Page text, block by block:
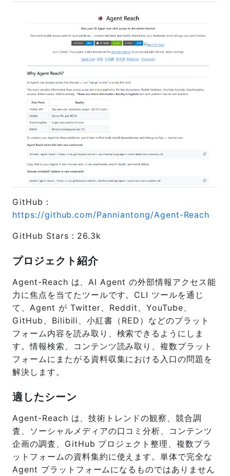
GitHub：
https://github.com/Panniantong/Agent-Reach
GitHub Stars：26.3k
プロジェクト紹介
Agent-Reach は、AI Agent の外部情報アクセス能
力に焦点を当てたツールです。CLI ツールを通じ
て、Agent が Twitter、Reddit、YouTube、
GitHub、Bilibili、小紅書（RED）などのプラット
フォーム内容を読み取り、検索できるようにしま
す。情報検索、コンテンツ読み取り、複数プラット
フォームにまたがる資料収集における入口の問題を
解決します。
適したシーン
Agent-Reach は、技術トレンドの観察、競合調
査、ソーシャルメディアの口コミ分析、コンテンツ
企画の調査、GitHub プロジェクト整理、複数プラ
ットフォームの資料集約に使えます。単体で完全な
Agent プラットフォームになるものではありません